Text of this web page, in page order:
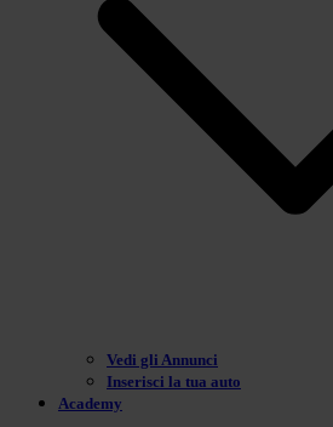
Vedi gli Annunci
Inserisci la tua auto
Academy